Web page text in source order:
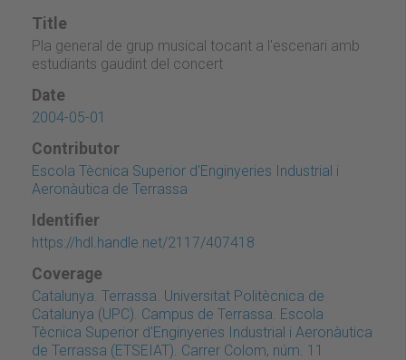
Title
Pla general de grup musical tocant a l'escenari amb
estudiants gaudint del concert
Date
2004-05-01
Contributor
Escola Tècnica Superior d'Enginyeries Industrial i
Aeronàutica de Terrassa
Identifier
https://hdl.handle.net/2117/407418
Coverage
Catalunya. Terrassa. Universitat Politècnica de
Catalunya (UPC). Campus de Terrassa. Escola
Tècnica Superior d'Enginyeries Industrial i Aeronàutica
de Terrassa (ETSEIAT). Carrer Colom, núm. 11